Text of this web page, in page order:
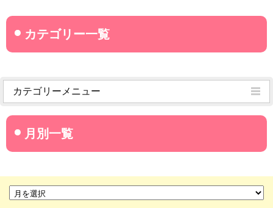
カテゴリーメニュー
菊武学園からのお知らせ
名古屋産業大学
菊華高等学校
菊武ビジネス専門学校